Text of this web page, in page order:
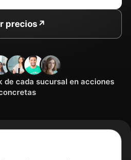
precios ↗
de cada sucursal en acciones